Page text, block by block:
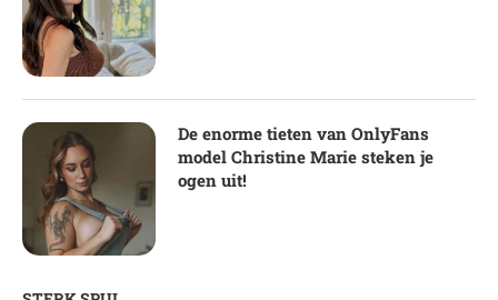
De enorme tieten van OnlyFans
model Christine Marie steken je
ogen uit!